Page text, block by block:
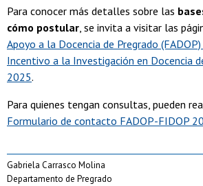
Para conocer más detalles sobre las
cómo postular, se invita a visitar las
Apoyo a la Docencia de Pregrado
Incentivo a la Investigación en Docencia
2025.
Para quienes tengan consultas, pueden
Formulario de contacto FADOP-FIDOP
Gabriela Carrasco Molina
Departamento de Pregrado